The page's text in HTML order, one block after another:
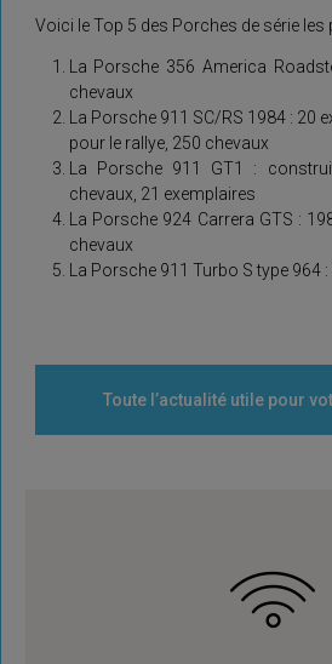
Voici le Top 5 des Porches de série les
La Porsche 356 America
chevaux
La Porsche 911 SC/RS 1984 : 20
pour le rallye, 250 chevaux
La Porsche 911 GT1 :
chevaux, 21 exemplaires
La Porsche 924 Carrera GTS :
chevaux
La Porsche 911 Turbo S type 964
Toute l’actualité utile pour